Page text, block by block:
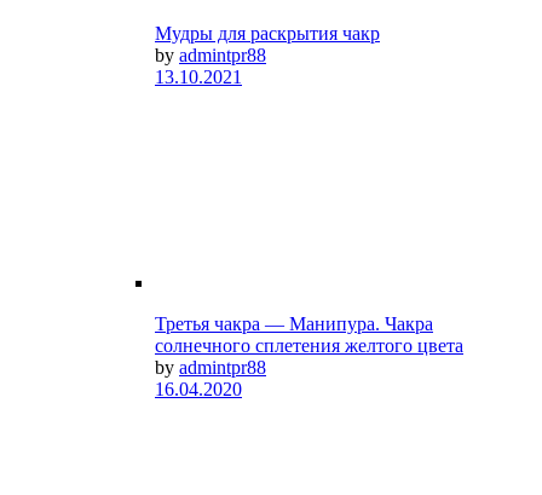
Мудры для раскрытия чакр
by admintpr88
13.10.2021
Третья чакра — Манипура. Чакра
солнечного сплетения желтого цвета
by admintpr88
16.04.2020